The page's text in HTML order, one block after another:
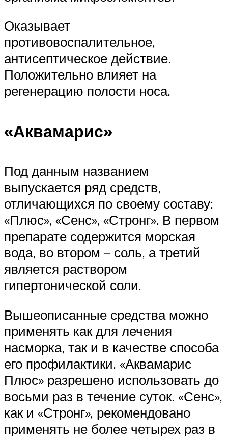
Оказывает
противовоспалительное,
антисептическое действие.
Положительно влияет на
регенерацию полости носа.
«Аквамарис»
Под данным названием
выпускается ряд средств,
отличающихся по своему составу:
«Плюс», «Сенс», «Стронг». В первом
препарате содержится морская
вода, во втором – соль, а третий
является раствором
гипертонической соли.
Вышеописанные средства можно
применять как для лечения
насморка, так и в качестве способа
его профилактики. «Аквамарис
Плюс» разрешено использовать до
восьми раз в течение суток. «Сенс»,
как и «Стронг», рекомендовано
применять не более четырех раз в